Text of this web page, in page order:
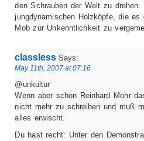
den Schrauben der Welt zu
jungdynamischen Holzköpfe, die
Mob zur Unkenntlichkeit zu
classless Says:
May 11th, 2007 at 07:16
@unkultur
Wenn aber schon Reinhard Mohr
nicht mehr zu schreiben und muß
alles erwischt.
Du hast recht: Unter den